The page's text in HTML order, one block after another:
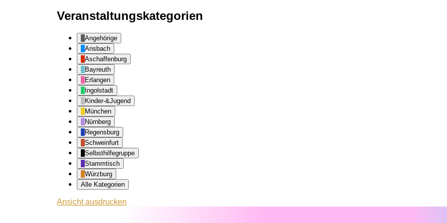
Veranstaltungskategorien
Angehörige
Ansbach
Aschaffenburg
Bayreuth
Erlangen
Ingolstadt
Kinder-&Jugend
München
Nürnberg
Regensburg
Schweinfurt
Selbsthilfegruppe
Stammtisch
Würzburg
Alle Kategorien
Ansichtausdrucken